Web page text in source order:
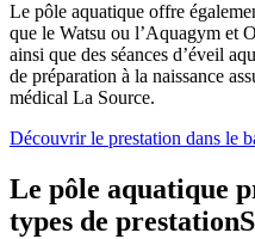
Le pôle aquatique offre
que le Watsu ou l’Aquagym et
ainsi que des séances d’éveil
de préparation à la naissance
médical La Source.
Découvrir le prestation dans le
Le pôle aquatique
types de